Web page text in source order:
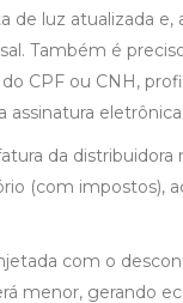
de luz atualizada
Também é
CPF ou CNH,
assinatura eletrônica.
da
(com impostos),
com o
menor, gerando